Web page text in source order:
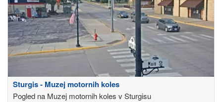
Sturgis - Muzej motornih koles
Pogled na Muzej motornih koles v Sturgisu